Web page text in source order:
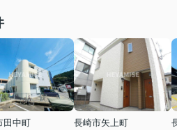
田中町
長崎市矢上町